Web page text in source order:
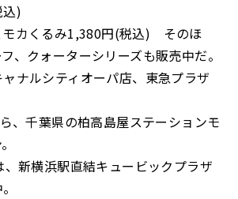
)
モカくるみ1,380円(税込) そのほ
、クォーターシリーズも販売中だ。
ナルシティオーパ店、東急プラザ
、千葉県の柏高島屋ステーションモ
新横浜駅直結キュービックプラザ